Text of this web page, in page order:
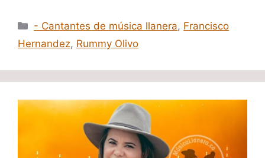
Categorías
- Cantantes de música llanera, Francisco
Hernandez, Rummy Olivo